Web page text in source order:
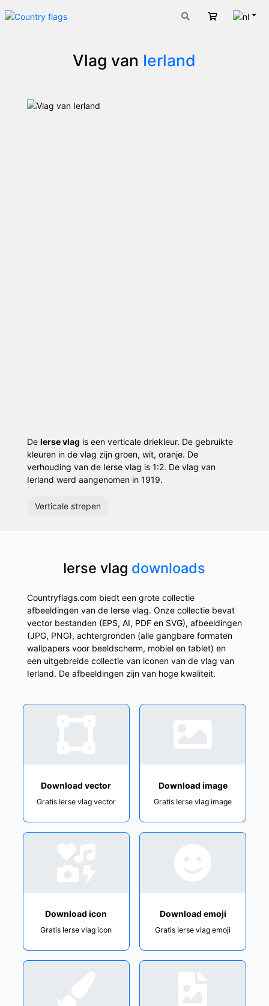
Winkelwagen
Vlag van Ierland
De Ierse vlag is een verticale driekleur. De gebruikte
kleuren in de vlag zijn groen, wit, oranje. De
verhouding van de Ierse vlag is 1:2. De vlag van
Ierland werd aangenomen in 1919.
Verticale strepen
Ierse vlag downloads
Countryflags.com biedt een grote collectie
afbeeldingen van de Ierse vlag. Onze collectie bevat
vector bestanden (EPS, AI, PDF en SVG), afbeeldingen
(JPG, PNG), achtergronden (alle gangbare formaten
wallpapers voor beeldscherm, mobiel en tablet) en
een uitgebreide collectie van iconen van de vlag van
Ierland. De afbeeldingen zijn van hoge kwaliteit.
Download vector
Gratis Ierse vlag vector
Download image
Gratis Ierse vlag image
Download icon
Gratis Ierse vlag icon
Download emoji
Gratis Ierse vlag emoji